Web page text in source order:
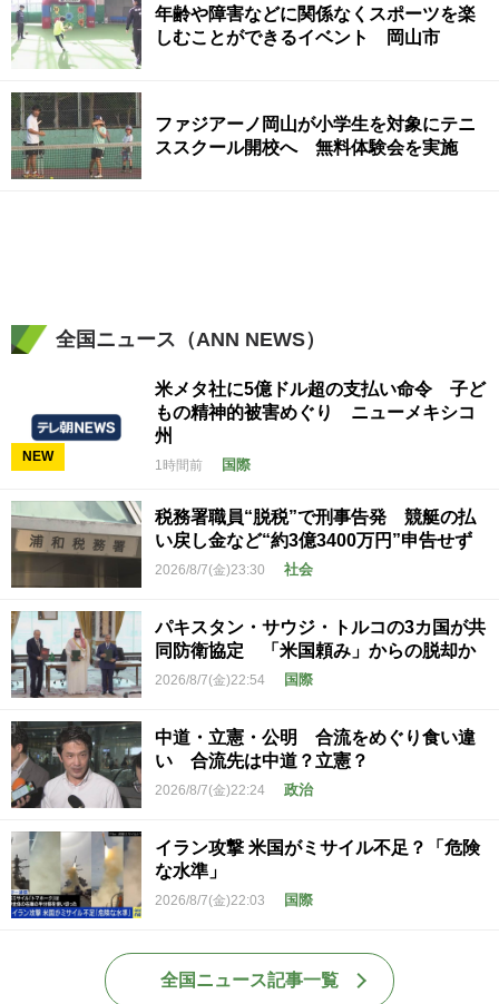
年齢や障害などに関係なくスポーツを楽
しむことができるイベント 岡山市
ファジアーノ岡山が小学生を対象にテニ
ススクール開校へ 無料体験会を実施
全国ニュース（ANN NEWS）
NEW
米メタ社に5億ドル超の支払い命令 子ど
もの精神的被害めぐり ニューメキシコ
州
1時間前 国際
税務署職員“脱税”で刑事告発 競艇の払
い戻し金など“約3億3400万円”申告せず
2026/8/7(金)23:30 社会
パキスタン・サウジ・トルコの3カ国が共
同防衛協定 「米国頼み」からの脱却か
2026/8/7(金)22:54 国際
中道・立憲・公明 合流をめぐり食い違
い 合流先は中道？立憲？
2026/8/7(金)22:24 政治
イラン攻撃 米国がミサイル不足？「危険
な水準」
2026/8/7(金)22:03 国際
全国ニュース記事一覧